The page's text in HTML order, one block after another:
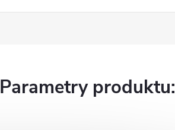
Parametry produktu: